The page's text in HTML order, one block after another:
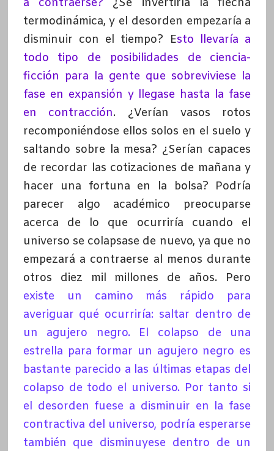
termodinámica, y el desorden empezaría a
disminuir con el tiempo? Esto llevaría a
todo tipo de posibilidades de ciencia-
ficción para la gente que sobreviviese la
fase en expansión y llegase hasta la fase
en contracción. ¿Verían vasos rotos
recomponiéndose ellos solos en el suelo y
saltando sobre la mesa? ¿Serían capaces
de recordar las cotizaciones de mañana y
hacer una fortuna en la bolsa? Podría
parecer algo académico preocuparse
acerca de lo que ocurriría cuando el
universo se colapsase de nuevo, ya que no
empezará a contraerse al menos durante
otros diez mil millones de años. Pero
existe un camino más rápido para
averiguar qué ocurriría: saltar dentro de
un agujero negro. El colapso de una
estrella para formar un agujero negro es
bastante parecido a las últimas etapas del
colapso de todo el universo. Por tanto si
el desorden fuese a disminuir en la fase
contractiva del universo, podría esperarse
también que disminuyese dentro de un